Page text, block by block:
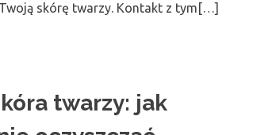
Twoją skórę twarzy. Kontakt z tym[…]
twarzy: jak